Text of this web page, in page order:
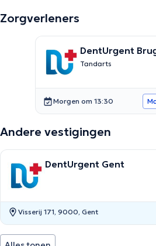
Zorgverleners
DentUrgent
Tandarts
Morgen om 13:30
Andere vestigingen
DentUrgent Gent
Visserij 171, 9000, Gent